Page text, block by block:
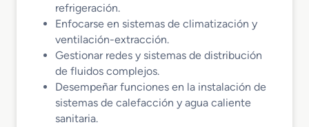
refrigeración.
Enfocarse en sistemas de climatización y
ventilación-extracción.
Gestionar redes y sistemas de distribución
de fluidos complejos.
Desempeñar funciones en la instalación de
sistemas de calefacción y agua caliente
sanitaria.